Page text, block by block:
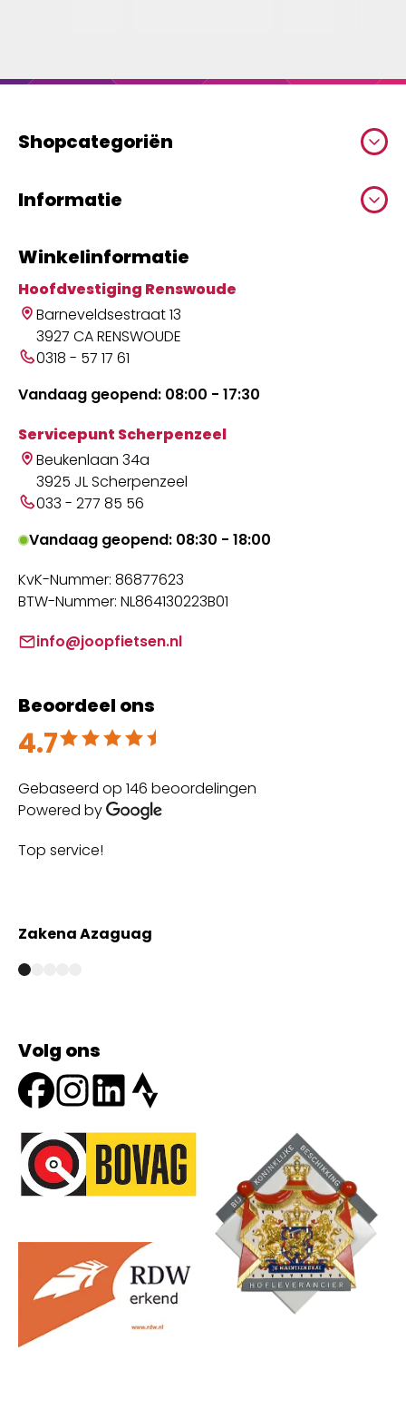
Shopcategoriën
Informatie
Winkelinformatie
Hoofdvestiging Renswoude
Barneveldsestraat 13
3927 CA RENSWOUDE
0318 - 57 17 61
Vandaag geopend: 08:00 - 17:30
Servicepunt Scherpenzeel
Beukenlaan 34a
3925 JL Scherpenzeel
033 - 277 85 56
Vandaag geopend: 08:30 - 18:00
KvK-Nummer: 86877623
BTW-Nummer: NL864130223B01
info@joopfietsen.nl
Beoordeel ons
4.7
Beoordeeld met 4.7 uit 5
Gebaseerd op 146 beoordelingen
Powered by
Top service!
Zakena Azaguag
Volg ons
Onze partners